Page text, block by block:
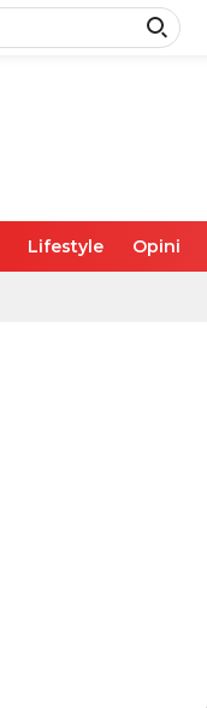
Lifestyle Opini